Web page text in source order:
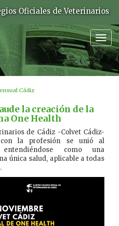
Oficiales de Veterinarios
Cádiz
la creación de la
One Health
de Cádiz -Colvet Cádiz-
la profesión se unió al
entendiéndose como una
única salud, aplicable a todas